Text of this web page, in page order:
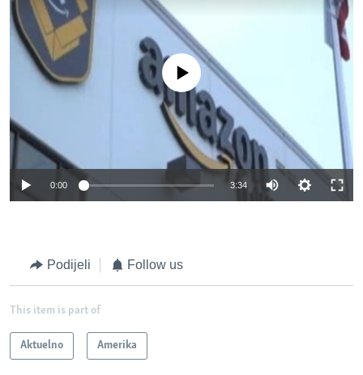
No media source currently available
0:00 3:34
Podijeli Follow us
This item is part of
Aktuelno Amerika